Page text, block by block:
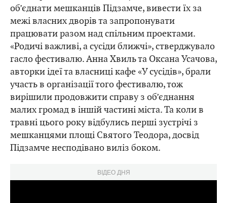
об’єднати мешканців Підзамче, вивести їх за
межі власних дворів та запропонувати
працювати разом над спільним проектами.
«Родичі важливі, а сусіди ближчі», стверджувало
гасло фестивалю. Анна Хвиль та Оксана Усачова,
авторки ідеї та власниці кафе «У сусідів», брали
участь в організації того фестивалю, тож
вирішили продовжити справу з об’єднання
малих громад в іншій частині міста. Та коли в
травні цього року відбулись перші зустрічі з
мешканцями площі Святого Теодора, досвід
Підзамче несподівано виліз боком.
ВІДЕО ДНЯ